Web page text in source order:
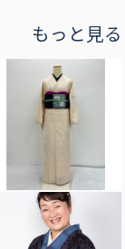
もっと見る